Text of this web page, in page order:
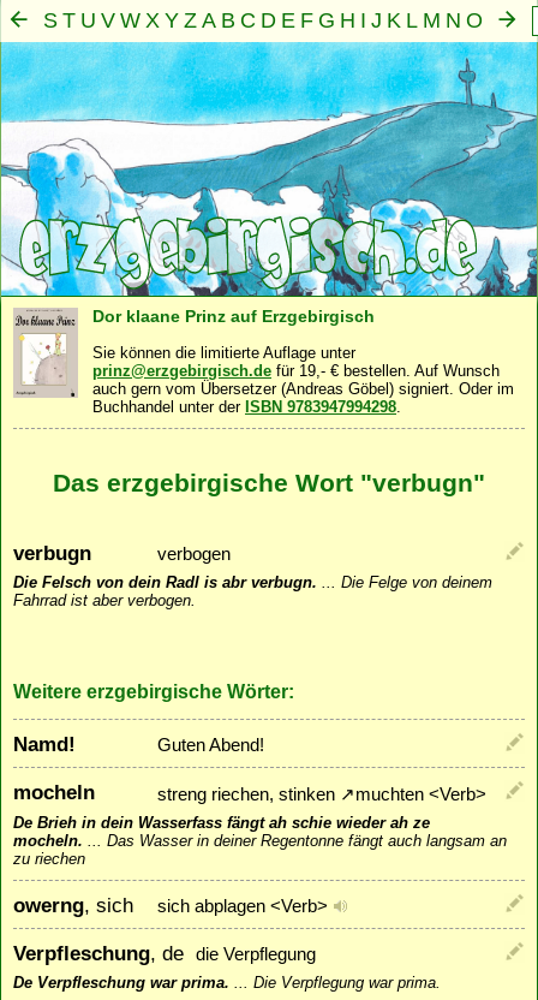
S T U V W X Y Z A B C D E F G H I J K L M N O
P Q R
Mensch·Seele·Geist·Familie·Gemeinschaft·
Dor klaane Prinz auf Erzgebirgisch
Sie können die limitierte Auflage unter
prinz@erzgebirgisch.de für 19,- € bestellen. Auf Wunsch
auch gern vom Übersetzer (Andreas Göbel) signiert. Oder im
Buchhandel unter der ISBN 9783947994298.
Das erzgebirgische Wort "verbugn"
verbugn verbogen
Die Felsch von dein Radl is abr verbugn. ... Die Felge von deinem
Fahrrad ist aber verbogen.
Weitere erzgebirgische Wörter:
Namd! Guten Abend!
mocheln streng riechen, stinken ↗muchten <Verb>
De Brieh in dein Wasserfass fängt ah schie wieder ah ze
mocheln. ... Das Wasser in deiner Regentonne fängt auch langsam an
zu riechen
owerng, sich sich abplagen <Verb>
Verpfleschung, de die Verpflegung
De Verpfleschung war prima. ... Die Verpflegung war prima.